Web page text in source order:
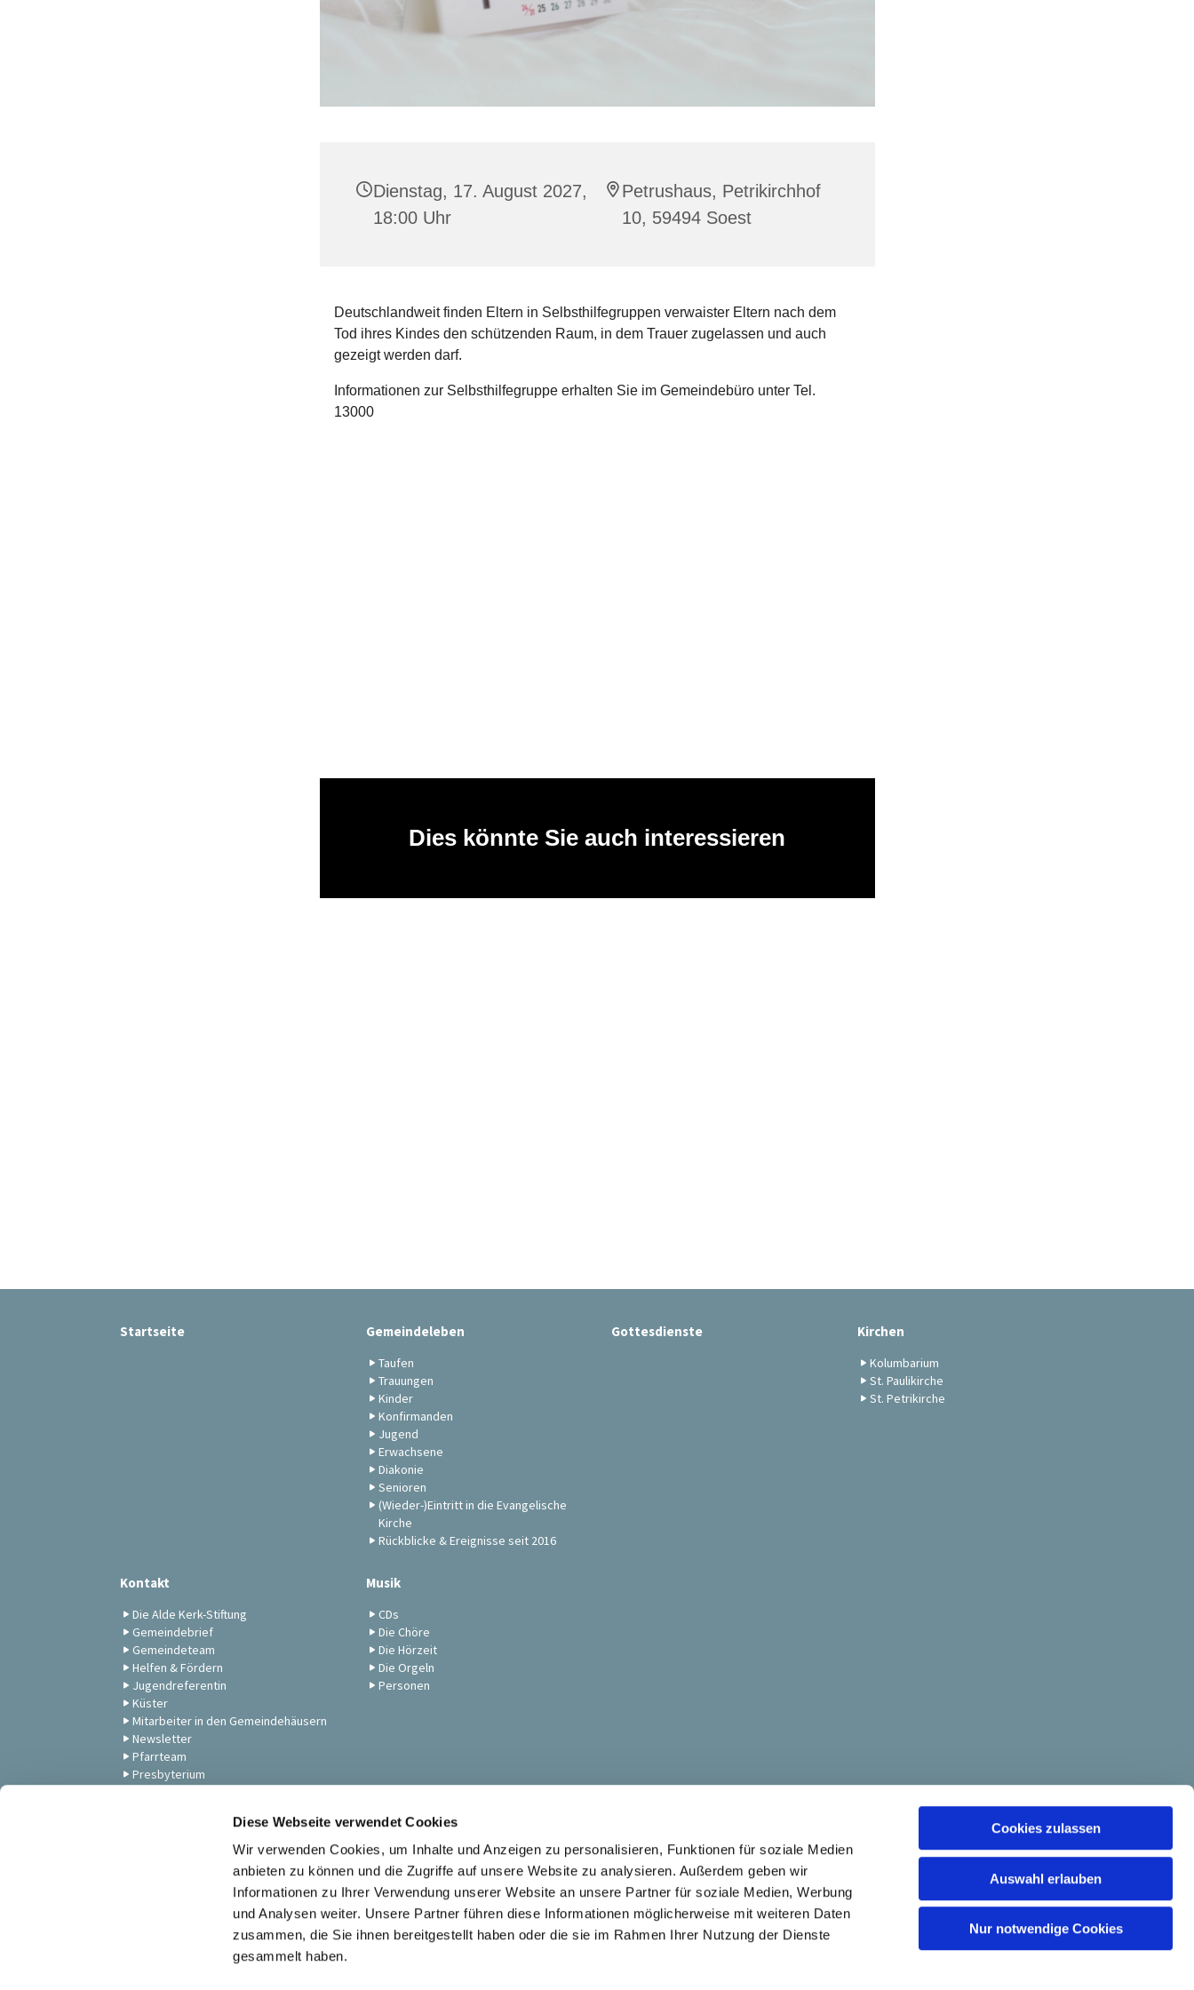
Diese Webseite verwendet Cookies
Wir verwenden Cookies, um Inhalte und Anzeigen zu personalisieren, Funktionen für soziale Medien
anbieten zu können und die Zugriffe auf unsere Website zu analysieren. Außerdem geben wir
Informationen zu Ihrer Verwendung unserer Website an unsere Partner für soziale Medien, Werbung
und Analysen weiter. Unsere Partner führen diese Informationen möglicherweise mit weiteren Daten
zusammen, die Sie ihnen bereitgestellt haben oder die sie im Rahmen Ihrer Nutzung der Dienste
gesammelt haben.
Cookies zulassen
Auswahl erlauben
Nur notwendige Cookies
Dienstag, 17. August 2027,
18:00 Uhr
Petrushaus, Petrikirchhof
10, 59494 Soest
Deutschlandweit finden Eltern in Selbsthilfegruppen verwaister Eltern nach dem
Tod ihres Kindes den schützenden Raum, in dem Trauer zugelassen und auch
gezeigt werden darf.
Informationen zur Selbsthilfegruppe erhalten Sie im Gemeindebüro unter Tel.
13000
Dies könnte Sie auch interessieren
Startseite Gemeindeleben
Taufen
Trauungen
Kinder
Konfirmanden
Jugend
Erwachsene
Diakonie
Senioren
(Wieder-)Eintritt in die Evangelische
Kirche
Rückblicke & Ereignisse seit 2016
Gottesdienste Kirchen
Kolumbarium
St. Paulikirche
St. Petrikirche
Kontakt
Die Alde Kerk-Stiftung
Gemeindebrief
Gemeindeteam
Helfen & Fördern
Jugendreferentin
Küster
Mitarbeiter in den Gemeindehäusern
Newsletter
Pfarrteam
Presbyterium
Gottesdienste & Musik
Musik
CDs
Die Chöre
Die Hörzeit
Die Orgeln
Personen
Ev. St. Petri-Pauli Kirchengemeinde Soest
Kontaktinformationen Impressum